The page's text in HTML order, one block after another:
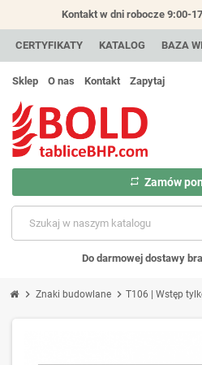
Kontakt w dni robocze 9:00-
CERTYFIKATY KATALOG BAZA
Sklep O nas Kontakt Zapytaj
repeat Zamów
Do darmowej dostawy
chevron_right Znaki budowlane chevron_right T106 | Wstęp